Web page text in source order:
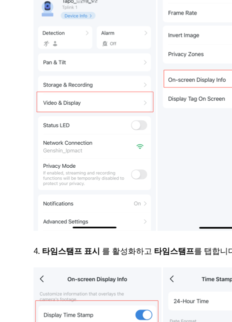
4. 타임스탬프 표시 를 활성화하고 타임스탬프를 탭합니